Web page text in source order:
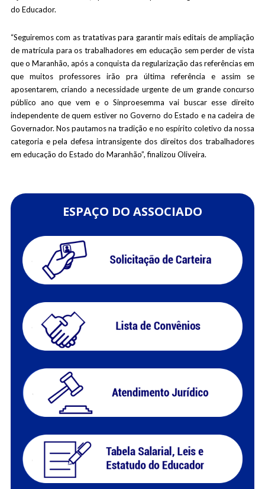
do Educador.
“Seguiremos com as tratativas para garantir mais editais de ampliação
de matrícula para os trabalhadores em educação sem perder de vista
que o Maranhão, após a conquista da regularização das referências em
que muitos professores irão pra última referência e assim se
aposentarem, criando a necessidade urgente de um grande concurso
público ano que vem e o Sinproesemma vai buscar esse direito
independente de quem estiver no Governo do Estado e na cadeira de
Governador. Nos pautamos na tradição e no espírito coletivo da nossa
categoria e pela defesa intransigente dos direitos dos trabalhadores
em educação do Estado do Maranhão”, finalizou Oliveira.
ESPAÇO DO ASSOCIADO